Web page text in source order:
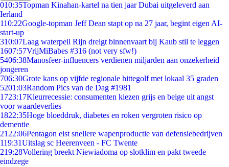
010:35Topman Kinahan-kartel na tien jaar Dubai uitgeleverd aan
Ierland
110:22Google-topman Jeff Dean stapt op na 27 jaar, begint eigen AI-
start-up
310:07Laag waterpeil Rijn dreigt binnenvaart bij Kaub stil te leggen
1607:57VrijMiBabes #316 (not very sfw!)
5406:38Manosfeer-influencers verdienen miljarden aan onzekerheid
jongeren
706:30Grote kans op vijfde regionale hittegolf met lokaal 35 graden
5201:03Random Pics van de Dag #1981
1723:17Kleurrecessie: consumenten kiezen grijs en beige uit angst
voor waardeverlies
1822:35Hoge bloeddruk, diabetes en roken vergroten risico op
dementie
21 22:06Pentagon eist snellere wapenproductie van defensiebedrijven
119:31Uitslag sc Heerenveen - FC Twente
219:28Vollering breekt Niewiadoma op slotklim en pakt tweede
eindzege